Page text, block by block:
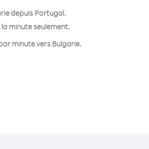
depuis Portugal.
minute seulement.
minute vers Bulgarie.